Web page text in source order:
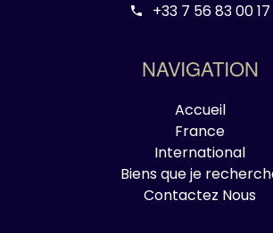
+33 7 56 83 00 17
NAVIGATION
Accueil
France
International
Biens que je
Contactez Nous